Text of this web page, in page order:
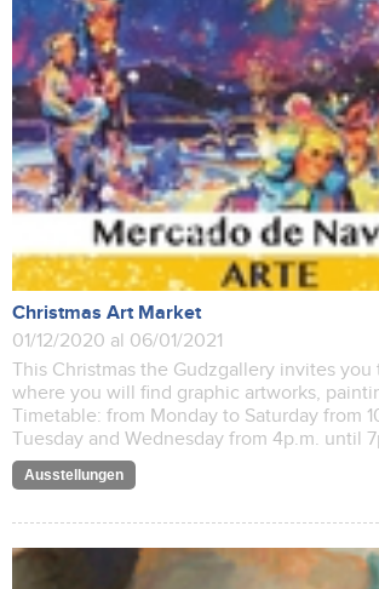
Christmas Art Market
01/12/2020 al 06/01/2021
This Christmas the Gudzgallery invites you
where you will find graphic artworks,
Timetable: from Monday to Saturday from
Tuesday and Wednesday from 4p.m. until
Ausstellungen